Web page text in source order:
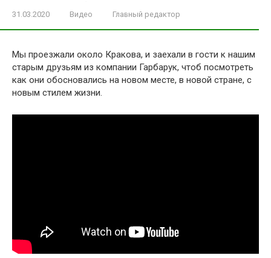
31.03.2020 Видео Главный редактор
Мы проезжали около Кракова, и заехали в гости к нашим
старым друзьям из компании Гарбарук, чтоб посмотреть
как они обосновались на новом месте, в новой стране, с
новым стилем жизни.